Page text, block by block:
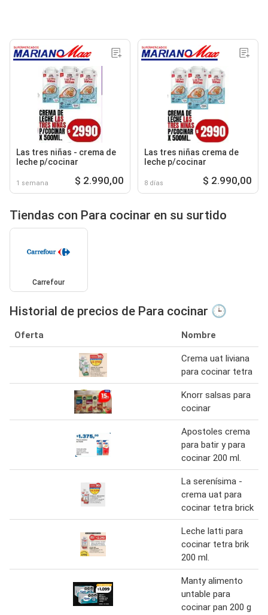
Las tres niñas - crema de
leche p/cocinar
1 semana $ 2.990,00
Las tres niñas crema de
leche p/cocinar
8 días $ 2.990,00
Tiendas con Para cocinar en su surtido
Carrefour
Historial de precios de Para cocinar 🕒
Oferta Nombre
Crema uat liviana
para cocinar tetra
Knorr salsas para
cocinar
Apostoles crema
para batir y para
cocinar 200 ml.
La serenísima -
crema uat para
cocinar tetra brick
Leche latti para
cocinar tetra brik
200 ml.
Manty alimento
untable para
cocinar pan 200 g